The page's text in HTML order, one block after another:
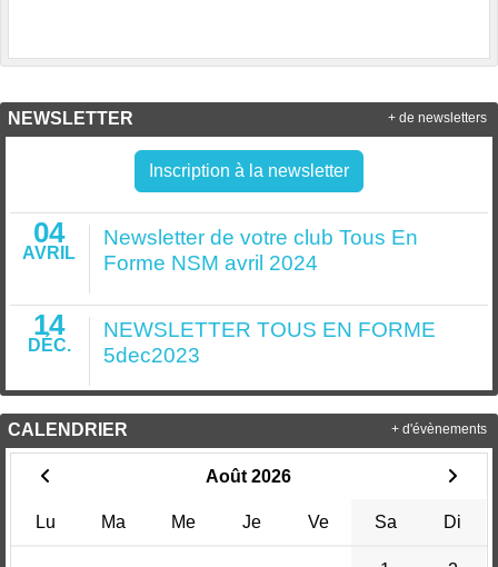
NEWSLETTER
Inscription à la newsletter
04
AVRIL
Newsletter de votre club Tous En
Forme NSM avril 2024
14
DÉC.
NEWSLETTER TOUS EN FORME
5dec2023
+ de newsletters
CALENDRIER
Août 2026
Lu Ma Me Je Ve Sa Di
+ d'évènements